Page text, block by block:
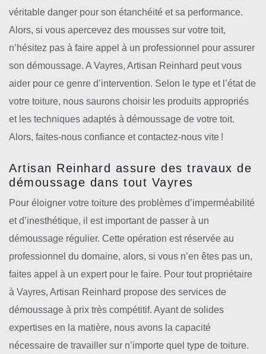
véritable danger pour son étanchéité et sa performance.
Alors, si vous apercevez des mousses sur votre toit,
n’hésitez pas à faire appel à un professionnel pour assurer
son démoussage. A Vayres, Artisan Reinhard peut vous
aider pour ce genre d’intervention. Selon le type et l’état de
votre toiture, nous saurons choisir les produits appropriés
et les techniques adaptés à démoussage de votre toit.
Alors, faites-nous confiance et contactez-nous vite !
Artisan Reinhard assure des travaux de
démoussage dans tout Vayres
Pour éloigner votre toiture des problèmes d’imperméabilité
et d’inesthétique, il est important de passer à un
démoussage régulier. Cette opération est réservée au
professionnel du domaine, alors, si vous n’en êtes pas un,
faites appel à un expert pour le faire. Pour tout propriétaire
à Vayres, Artisan Reinhard propose des services de
démoussage à prix très compétitif. Ayant de solides
expertises en la matière, nous avons la capacité
nécessaire de travailler sur n’importe quel type de toiture.